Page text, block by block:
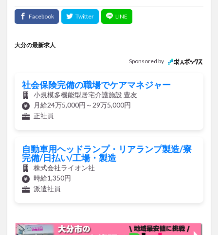
社会保険完備の職場でケアマネジャー
月給24万5,000円～29万5,000円
正社員
株式会社ライオン社
時給1,350円
派遣社員